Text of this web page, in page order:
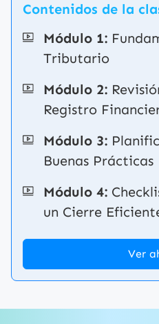
Contenidos de la
Módulo 1:
Tributario
Módulo 2:
Registro
Módulo 3:
Buenas Prácticas
Módulo 4:
un Cierre
Ver